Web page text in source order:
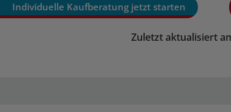
Individuelle Kaufberatung jetzt starten
Zuletzt aktualisiert